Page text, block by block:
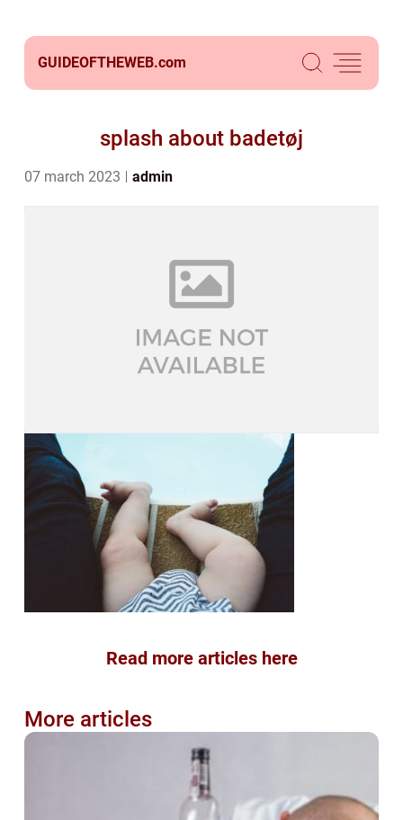
GUIDEOFTHEWEB.com
splash about badetøj
07 march 2023 admin
Read more articles here
More articles